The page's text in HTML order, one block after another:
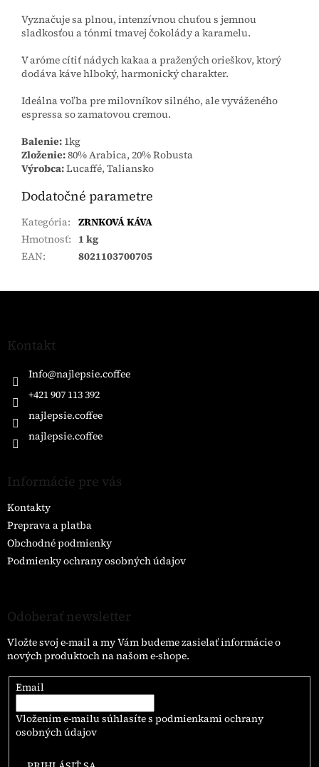
Vyznačuje sa plnou, intenzívnou chuťou s jemnou
sladkosťou a tónmi tmavej čokolády a karamelu.
V aróme cítiť nádych kakaa a pražených orieškov, ktorý
dodáva káve hlboký, harmonický charakter.
Ideálna voľba pre milovníkov silného, ale vyváženého
espressa so zamatovou cremou.
Balenie: 1kg
Zloženie:80% Arabica, 20% Robusta
Výrobca:Lucaffé, Taliansko
Dodatočné parametre
Kategória: ZRNKOVÁ KÁVA
Hmotnosť: 1 kg
EAN: 8021103700705
Z
Kontakt
Info@najlepsie.coffee
+421 907 113 392
najlepsie.coffee
najlepsie.coffee
Informácie pre vás
Kontakty
Preprava a platba
Obchodné podmienky
Podmienky ochrany osobných údajov
Odoberať newsletter
Vložte svoj e-mail a my Vám budeme zasielať informácie o
nových produktoch na našom e-shope.
Email
Vložením e-mailu súhlasíte s podmienkami ochrany
osobných údajov